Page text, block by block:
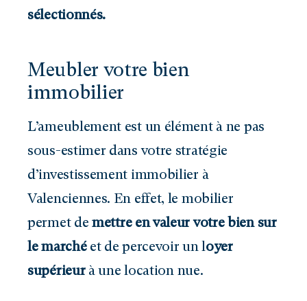
sélectionnés.
Meubler votre bien
immobilier
L’ameublement est un élément à ne pas
sous-estimer dans votre stratégie
d’investissement immobilier à
Valenciennes. En effet, le mobilier
permet de mettre en valeur votre bien sur
le marchéet de percevoir un loyer
supérieurà une location nue.